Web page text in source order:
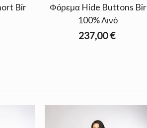
Bir
Φόρεμα Hide Buttons Bir
100% Λινό
237,00 €